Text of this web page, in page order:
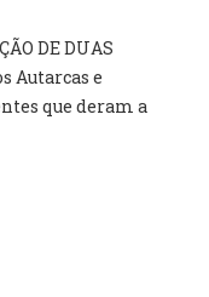
DE DUAS
Autarcas e
que deram a